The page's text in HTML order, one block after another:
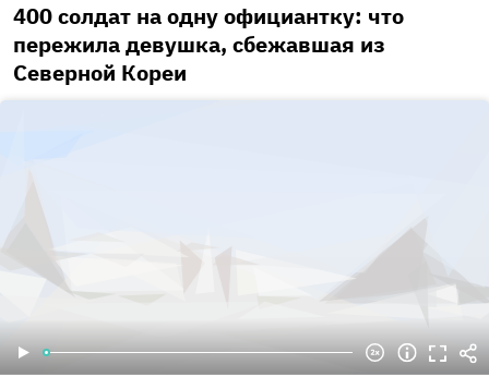
400 солдат на одну официантку: что
пережила девушка, сбежавшая из
Северной Кореи